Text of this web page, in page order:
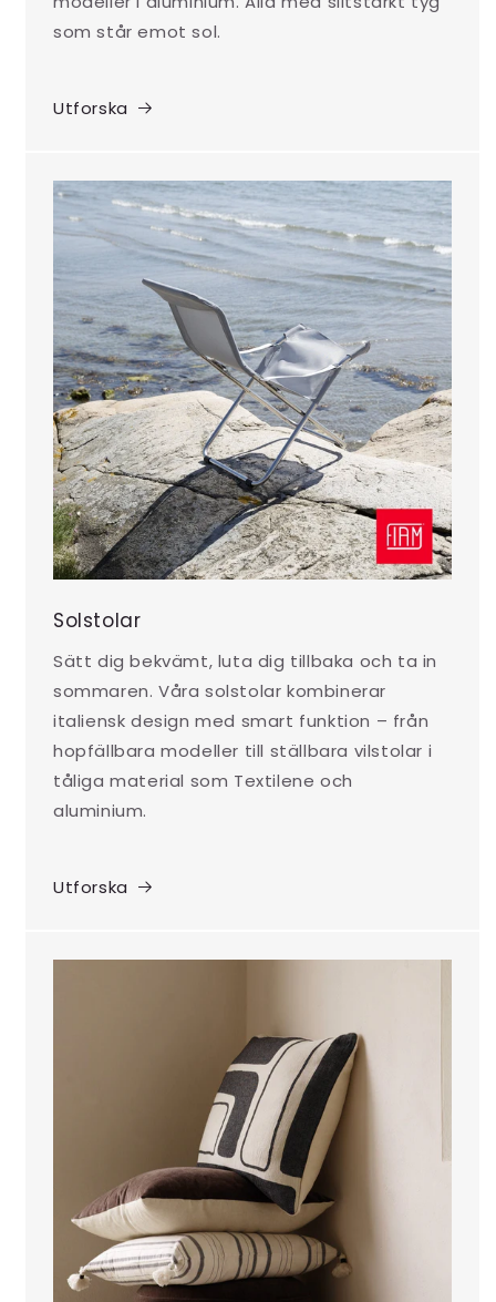
som står emot sol.
Utforska
Solstolar
Sätt dig bekvämt, luta dig tillbaka och ta in
sommaren. Våra solstolar kombinerar
italiensk design med smart funktion – från
hopfällbara modeller till ställbara vilstolar i
tåliga material som Textilene och
aluminium.
Utforska